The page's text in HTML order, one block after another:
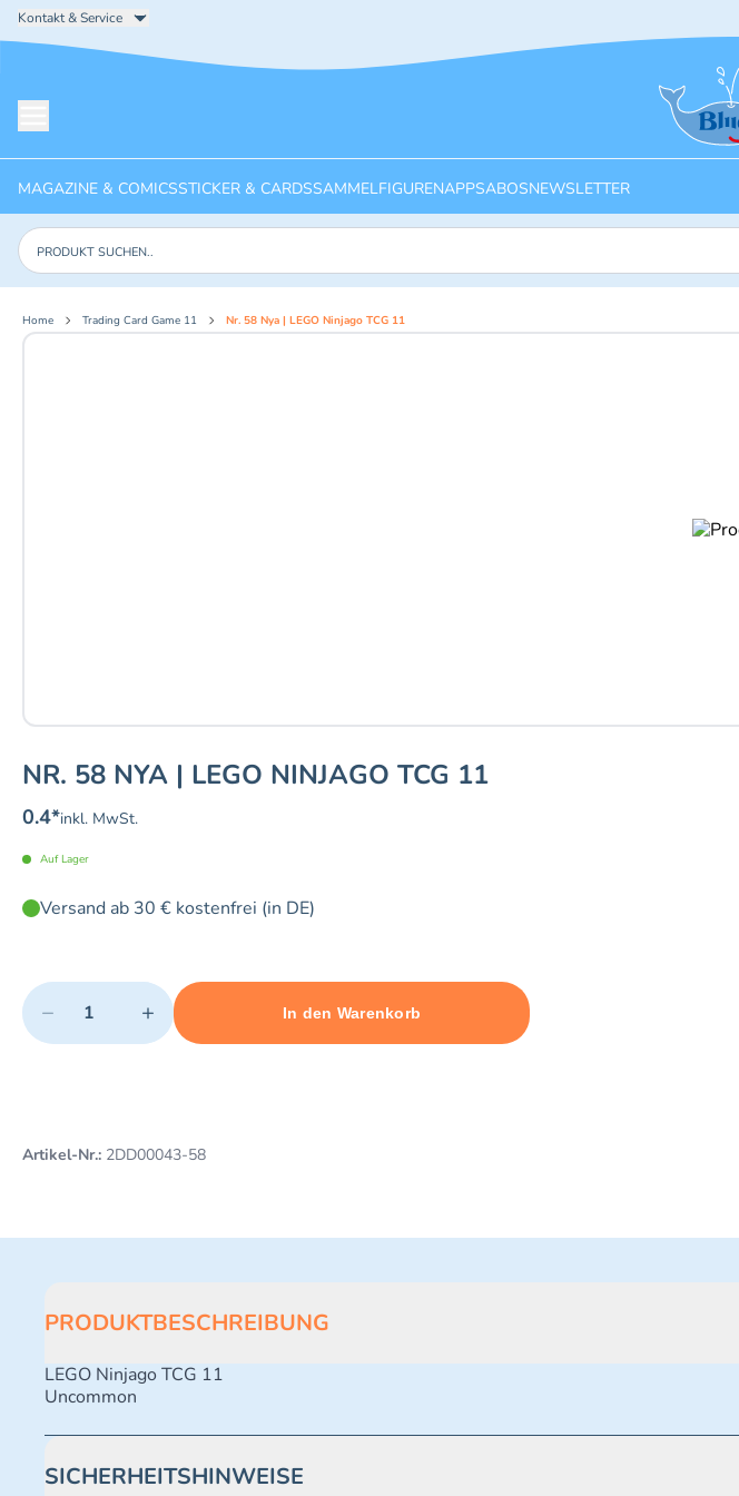
Kontakt & Service
Startseite
MAGAZINE & COMICSSTICKER & CARDSSAMMELFIGURENAPPSABOSNEWSLETTER
Produkte suchen
Home Trading Card Game 11 Nr. 58 Nya | LEGO Ninjago TCG 11
NR. 58 NYA | LEGO NINJAGO TCG 11
0.4*inkl. MwSt.
Auf Lager
Versand ab 30 € kostenfrei (in DE)
Quantity
− +
Minimum quantity: 1 Maximum quantity: 492
In den Warenkorb
Add 1 item to cart
Artikel-Nr.: 2DD00043-58
PRODUKTBESCHREIBUNG
LEGO Ninjago TCG 11
Uncommon
SICHERHEITSHINWEISE